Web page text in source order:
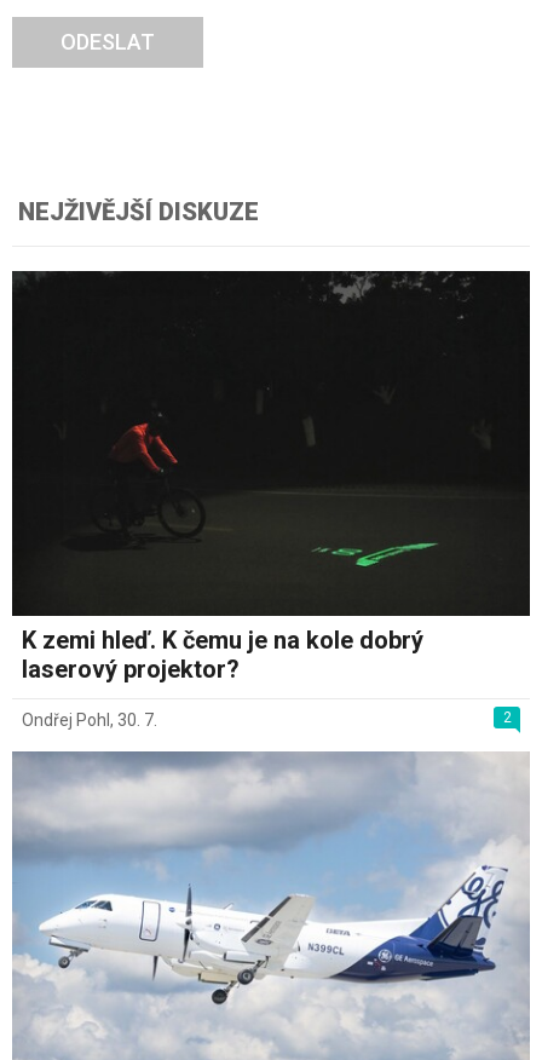
ODESLAT
NEJŽIVĚJŠÍ DISKUZE
K zemi hleď. K čemu je na kole dobrý
laserový projektor?
2
Ondřej Pohl , 30. 7.